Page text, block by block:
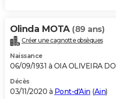
Olinda MOTA (89 ans)
Créer une cagnotte obsèques
Naissance
06/09/1931 à OIA OLIVEIRA
Décès
03/11/2020 à Pont-d'Ain (Ain)